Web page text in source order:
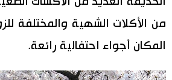
صور
أشخاص
تجارب وآراء
الأكثر تفاعلا
اللغة اليابانية
موسوعة اليابان
تواصل معنا
من الأكلات الشهية والمختلفة
المكان أجواء احتفالية رائعة.